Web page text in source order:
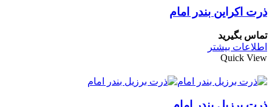
ذرت اکراین بندر امام
تماس بگیرید
اطلاعات بیشتر
Quick View